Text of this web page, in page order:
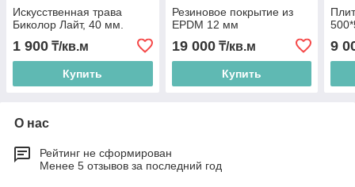
Искусственная трава
Биколор Лайт, 40 мм.
1 900 ₸/кв.м
Купить
Резиновое покрытие из
EPDM 12 мм
19 000₸/кв.м
Купить
9
О нас
Рейтинг не сформирован
Менее 5 отзывов за последний год